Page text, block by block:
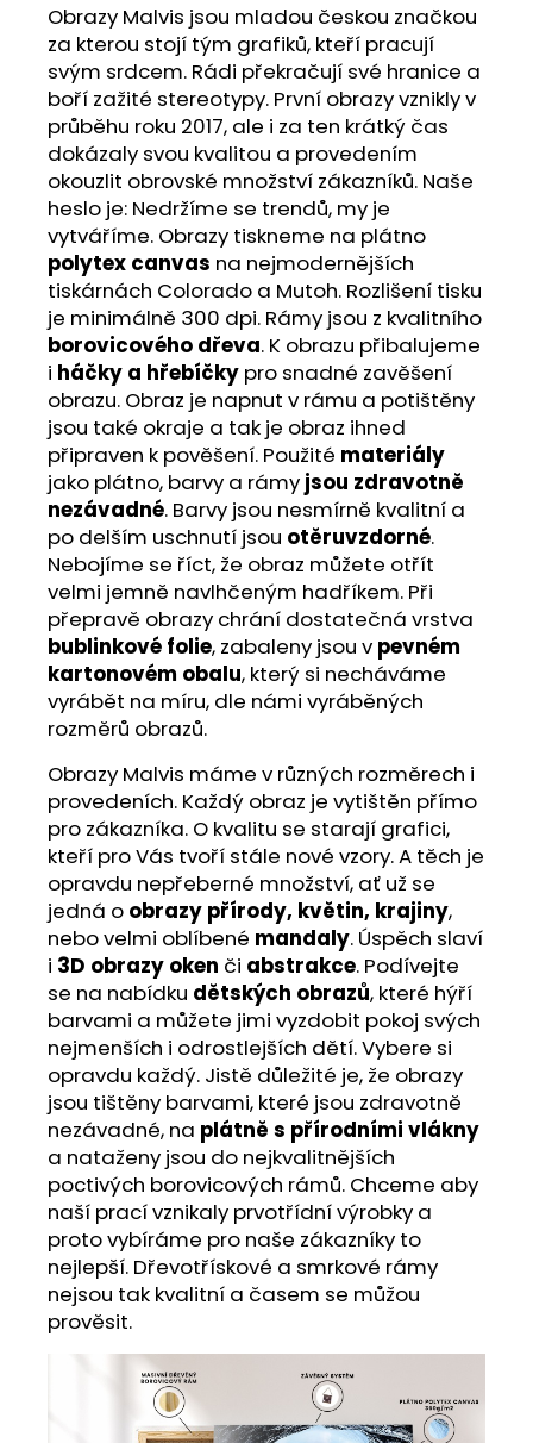
Obrazy Malvis jsou mladou českou značkou
za kterou stojí tým grafiků, kteří pracují
svým srdcem. Rádi překračují své hranice a
boří zažité stereotypy. První obrazy vznikly v
průběhu roku 2017, ale i za ten krátký čas
dokázaly svou kvalitou a provedením
okouzlit obrovské množství zákazníků. Naše
heslo je: Nedržíme se trendů, my je
vytváříme. Obrazy tiskneme na plátno
polytex canvas na nejmodernějších
tiskárnách Colorado a Mutoh. Rozlišení tisku
je minimálně 300 dpi. Rámy jsou z kvalitního
borovicového dřeva. K obrazu přibalujeme
i háčky a hřebíčky pro snadné zavěšení
obrazu. Obraz je napnut v rámu a potištěny
jsou také okraje a tak je obraz ihned
připraven k pověšení. Použité materiály
jako plátno, barvy a rámy jsou zdravotně
nezávadné. Barvy jsou nesmírně kvalitní a
po delším uschnutí jsou otěruvzdorné.
Nebojíme se říct, že obraz můžete otřít
velmi jemně navlhčeným hadříkem. Při
přepravě obrazy chrání dostatečná vrstva
bublinkové folie, zabaleny jsou v pevném
kartonovém obalu, který si necháváme
vyrábět na míru, dle námi vyráběných
rozměrů obrazů.
Obrazy Malvis máme v různých rozměrech i
provedeních. Každý obraz je vytištěn přímo
pro zákazníka. O kvalitu se starají grafici,
kteří pro Vás tvoří stále nové vzory. A těch je
opravdu nepřeberné množství, ať už se
jedná o obrazy přírody, květin, krajiny,
nebo velmi oblíbené mandaly. Úspěch slaví
i 3D obrazy oken či abstrakce. Podívejte
se na nabídku dětských obrazů, které hýří
barvami a můžete jimi vyzdobit pokoj svých
nejmenších i odrostlejších dětí. Vybere si
opravdu každý. Jistě důležité je, že obrazy
jsou tištěny barvami, které jsou zdravotně
nezávadné, na plátně s přírodními vlákny
a nataženy jsou do nejkvalitnějších
poctivých borovicových rámů. Chceme aby
naší prací vznikaly prvotřídní výrobky a
proto vybíráme pro naše zákazníky to
nejlepší. Dřevotřískové a smrkové rámy
nejsou tak kvalitní a časem se můžou
prověsit.